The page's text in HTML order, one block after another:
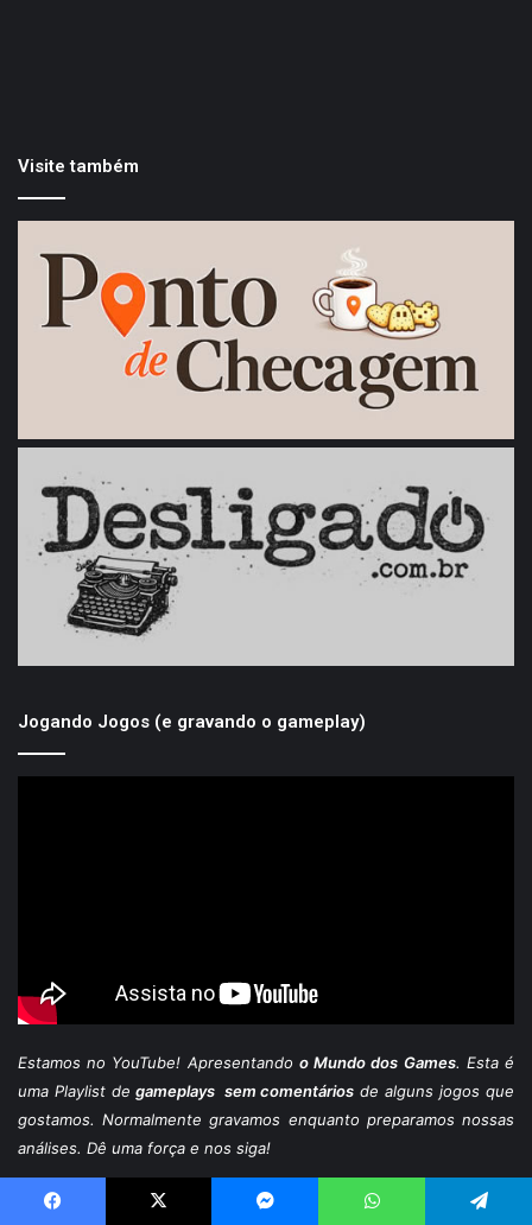
Visite também
Jogando Jogos (e gravando o gameplay)
Estamosno YouTube! Apresentando o Mundo dos Games. Esta é
uma Playlist de gameplays sem comentários de alguns jogos que
gostamos. Normalmente gravamos enquanto preparamos nossas
análises. Dê uma força e nos siga!
Editorial